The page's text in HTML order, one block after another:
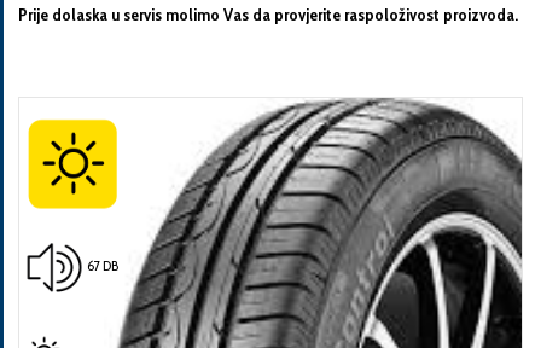
Pošalji
Prije dolaska u servis molimo Vas da provjerite raspoloživost proizvoda.
67 DB